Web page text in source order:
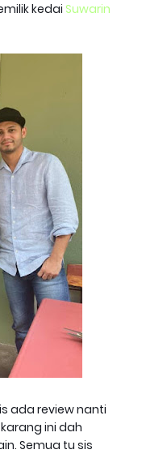
kedai Suwarin
ada review nanti
ini dah
Semua tu sis